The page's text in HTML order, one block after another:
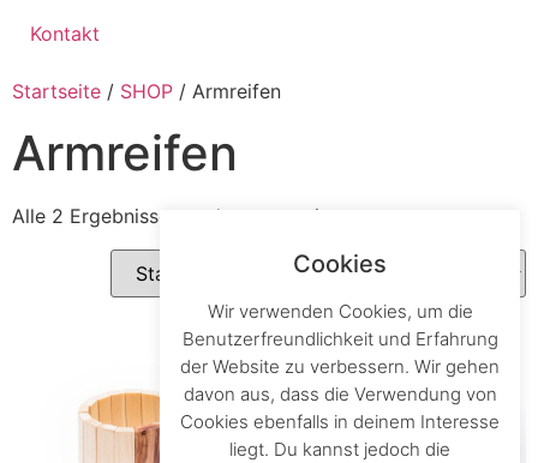
Kontakt
Startseite / SHOP / Armreifen
Armreifen
Alle 2 Ergebnisse werden angezeigt
Cookies
Wir verwenden Cookies, um die
Benutzerfreundlichkeit und Erfahrung
der Website zu verbessern. Wir gehen
davon aus, dass die Verwendung von
Cookies ebenfalls in deinem Interesse
liegt. Du kannst jedoch die